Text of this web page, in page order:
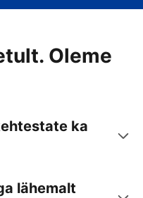
Oleme
ka
lähemalt